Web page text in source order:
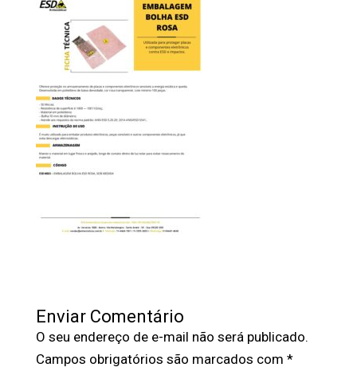
Enviar Comentário
O seu endereço de e-mail não será publicado.
Campos obrigatórios são marcados com *